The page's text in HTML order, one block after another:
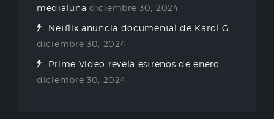
medialuna diciembre 30, 2024
Netflix anuncia documental de Karol G
diciembre 30, 2024
Prime Video revela estrenos de enero
diciembre 30, 2024